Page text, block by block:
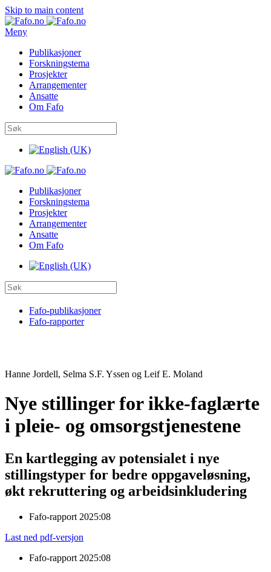
Skip to main content
Meny
Publikasjoner
Forskningstema
Prosjekter
Arrangementer
Ansatte
Om Fafo
Publikasjoner
Forskningstema
Prosjekter
Arrangementer
Ansatte
Om Fafo
Fafo-publikasjoner
Fafo-rapporter
Hanne Jordell, Selma S.F. Yssen og Leif E. Moland
Nye stillinger for ikke-faglærte
i pleie- og omsorgstjenestene
En kartlegging av potensialet i nye
stillingstyper for bedre oppgaveløsning,
økt rekruttering og arbeidsinkludering
Fafo-rapport 2025:08
Last ned pdf-versjon
Fafo-rapport 2025:08